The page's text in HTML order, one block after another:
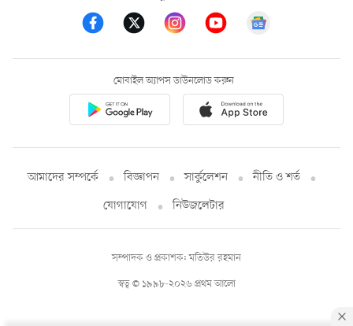
মোবাইল অ্যাপস ডাউনলোড করুন
আমাদের সম্পর্কে বিজ্ঞাপন সার্কুলেশন
নীতি ও শর্ত
যোগাযোগ
নিউজলেটার
স্বত্ব © ১৯৯৮-২০২৬ প্রথম আলো
সম্পাদক ও প্রকাশক: মতিউর রহমান